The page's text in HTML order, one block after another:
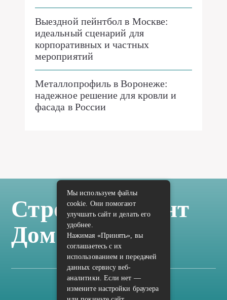
Выездной пейнтбол в Москве:
идеальный сценарий для
корпоративных и частных
мероприятий
Металлопрофиль в Воронеже:
надежное решение для кровли и
фасада в России
Стройка Ремонт
Дом Отделка
Карта сайта
Мы используем файлы
cookie. Они помогают
улучшать сайт и делать его
удобнее.
Нажимая «Принять», вы
соглашаетесь с их
использованием и передачей
данных сервису веб-
аналитики. Если нет —
измените настройки браузера